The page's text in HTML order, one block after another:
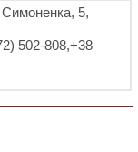
5,
502-808,+38